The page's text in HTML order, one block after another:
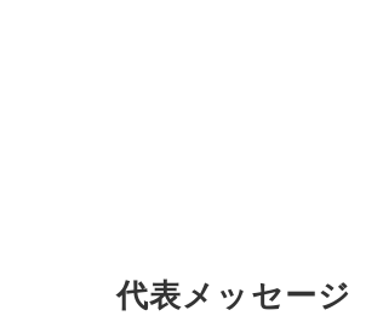
代表メッセージ